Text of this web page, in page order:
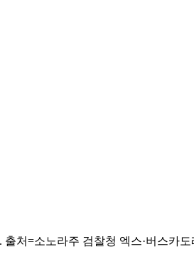
처=소노라주 검찰청 엑스·버스카